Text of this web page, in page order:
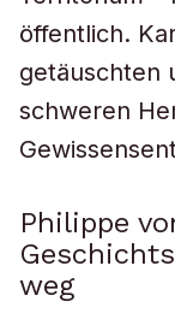
öffentlich.
getäuschten
schweren
Philippe
weg